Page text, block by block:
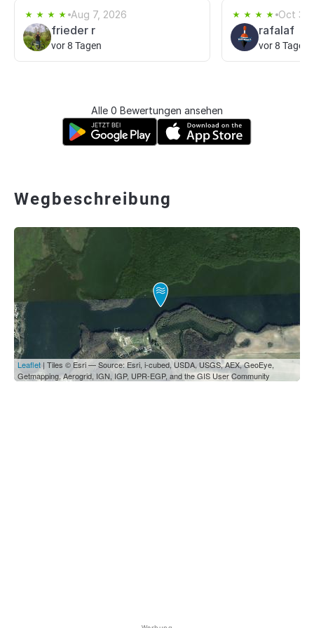
Aug 7, 2026
frieder r
vor 8 Tagen
Oct
rafalaf
vor 8 Tagen
Alle 0 Bewertungen ansehen
Wegbeschreibung
Leaflet | Tiles © Esri — Source: Esri, i-cubed, USDA, USGS, AEX, GeoEye,
Getmapping, Aerogrid, IGN, IGP, UPR-EGP, and the GIS User Community